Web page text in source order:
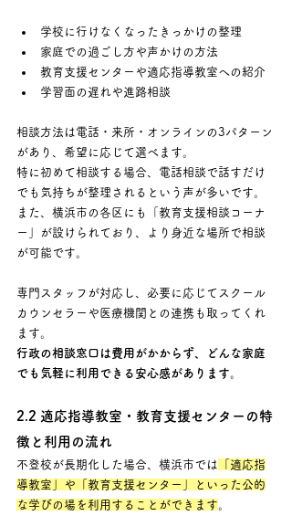
学校に行けなくなったきっかけの整理
家庭での過ごし方や声かけの方法
教育支援センターや適応指導教室への紹介
学習面の遅れや進路相談
相談方法は電話・来所・オンラインの3パターン
があり、希望に応じて選べます。
特に初めて相談する場合、電話相談で話すだけ
でも気持ちが整理されるという声が多いです。
また、横浜市の各区にも「教育支援相談コーナ
ー」が設けられており、より身近な場所で相談
が可能です。
専門スタッフが対応し、必要に応じてスクール
カウンセラーや医療機関との連携も取ってくれ
ます。
行政の相談窓口は費用がかからず、どんな家庭
でも気軽に利用できる安心感があります。
2.2 適応指導教室・教育支援センターの特
徴と利用の流れ
不登校が長期化した場合、横浜市では
「適応指
導教室」や「教育支援センター」といった公的
な学びの場を利用することができます。